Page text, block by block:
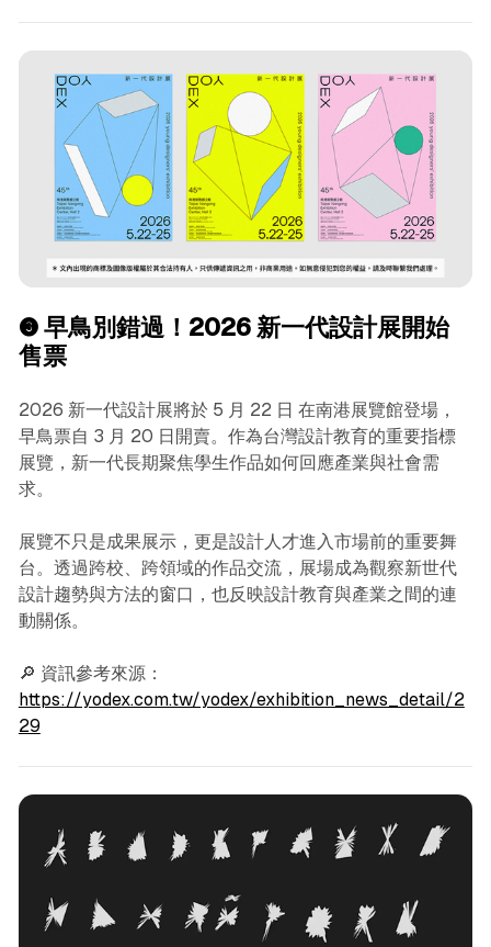
❸ 早鳥別錯過！2026 新一代設計展開始
售票
2026 新一代設計展將於 5 月 22 日 在南港展覽館登場，
早鳥票自 3 月 20 日開賣。作為台灣設計教育的重要指標
展覽，新一代長期聚焦學生作品如何回應產業與社會需
求。
展覽不只是成果展示，更是設計人才進入市場前的重要舞
台。透過跨校、跨領域的作品交流，展場成為觀察新世代
設計趨勢與方法的窗口，也反映設計教育與產業之間的連
動關係。
🔎 資訊參考來源：
https://yodex.com.tw/yodex/exhibition_news_detail/2
29